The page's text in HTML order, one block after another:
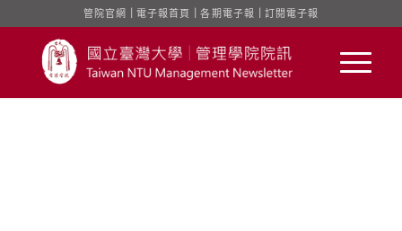
管院官網 電子報首頁 ｜各期電子報 訂閱電子報